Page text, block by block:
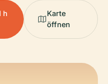
h
Karte
öffnen